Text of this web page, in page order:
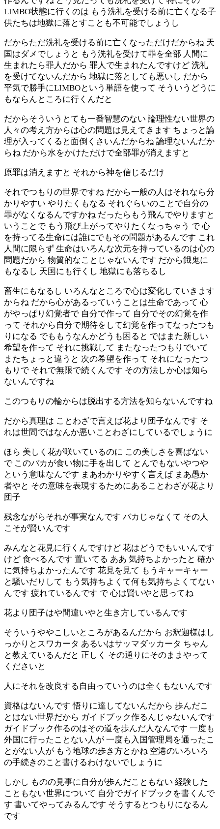
LIMBO状態に行くのは もう洗礼を受ける前に亡くなる子
供たちは地獄に落とすことも不可能でしょうし
だからただ洗礼を受ける前に亡くなっただけだからね 天
国はダメでしょうと もう洗礼を受けて罪を全部 人間に
生まれたら罪人だから 罪人で生まれたんですけど 洗礼
を受けてないんだから 地獄に落としても悪いし だから
平気で勝手にLIMBOという単語を使って そういうどうに
もならんところに行くんだと
だからそういうとても一番智慧のない 論理性ない世界の
人々の考え方からは心の問題は見えてきます ちょっと論
理が入ってくると面倒くさいんだからね 論理ないんだか
らね だから水をかけただけで全部罪が消えますと
原罪は消えますと それから神を信じるだけ
それでつもりの世界ですね だから一般の人はそれなら分
かりやすい やりたくもなる それぐらいのことで自分の
罪がなくなるんですかね だったらもう飛んでやりますと
いうことで もう飛び上がってやりたくなっちゃう で 心
を持ってる生命には誰にでもその問題があるんです これ
人間に限らず 生命はいろんな次元を持っているのは心の
問題だから 物質的なことじゃないんです だから餓鬼に
もなるし 天国にも行くし 地獄にも落ちるし
畜生にもなるし いろんなところで心は変化していきます
からね だから心があるっていうことは生命であって 心
がやっぱり幻覚者で 自分で作って 自分でその幻覚を作
って それから自分で期待をして幻覚を作ってなったつも
りになる でももうなんかどうも困ると ではまた新しい
希望を作って それに挑戦して またなったつもりでいて
またちょっと違うと 次の希望を作って それになったつ
もりで それで無限で続くんです その方法しか心は知ら
ないんですね
このつもりの輪からは脱出する方法を知らないんですね
だから真理は ことわざで言えば花より団子なんです そ
れは世間ではなんか悪いことわざにしているでしょうに
ほら 美しく花が咲いているのに この美しさを喜ばない
で このバカが食い物に手を出して とんでもないやつや
という意味なんです まあわかりやすく言えば まあ愚か
者やと その意味を表現するためにあることわざが花より
団子
残念ながらそれが事実なんです バカじゃなくて その人
こそが賢いんです
みんなと花見に行くんですけど 花はどうでもいいんです
けど 食べるんです 置いてる ああ 気持ちよかったと 確か
に気持ちよかったんです 花見を見て もうキャーキャー
と騒いだりして もう気持ちよくて何も気持ちよくてない
んです 疲れているんです で 心は賢いやと思ってね
花より団子はや間違いやと生き方しているんです
そういうややこしいところがあるんだから お釈迦様はし
っかりとスワカータ あるいはサッマダッカータ ちゃん
と教えているんだと 正しく その通りにそのままやって
くださいと
人にそれを改良する自由っていうのは全くもないんです
資格はないんです 悟りに達してないんだから 歩んだこ
とはない世界だから ガイドブック作るんじゃないんです
ガイドブック作るのはその道を歩んだ人なんです 一度も
外国に行ったことない人が 一度も入国管理局を通ったこ
とがない人が もう地球の歩き方とかね 空港のいろいろ
の手続きのこと書けるわけないでしょうに
しかし ものの見事に自分が歩んだこともない 経験した
こともない世界について 自分でガイドブックを書くんで
す 書いてやってみるんです そうするとつもりになるん
です